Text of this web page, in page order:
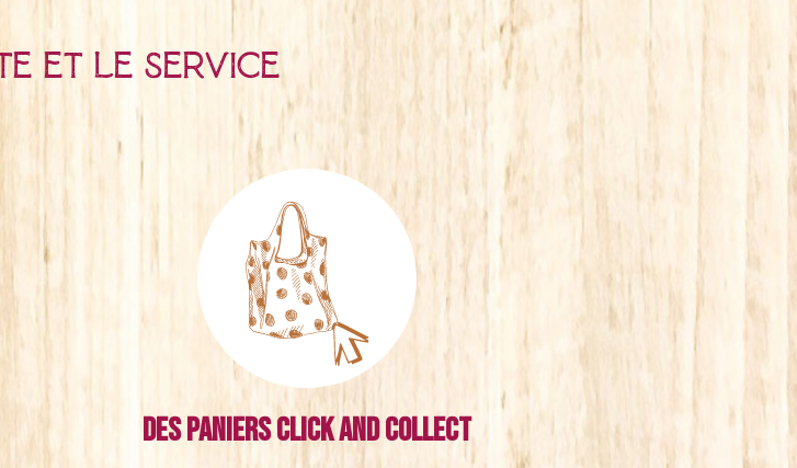
et le service
Des paniers click and collect